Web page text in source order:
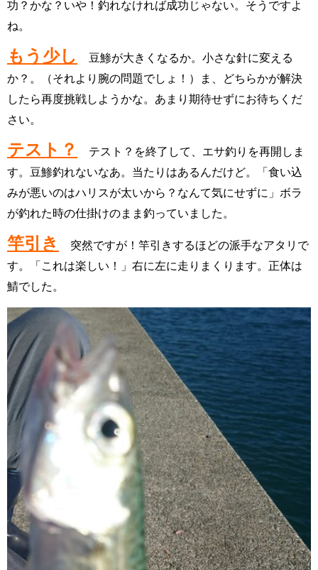
功？かな？いや！釣れなければ成功じゃない。そうですよ
ね。
もう少し
豆鯵が大きくなるか。小さな針に変える
か？。（それより腕の問題でしょ！）
ま、どちらかが解決
したら再度挑戦しようかな。あまり期待せずにお待ちくだ
さい。
テスト？
テスト？を終了して、エサ釣りを再開しま
す。豆鯵釣れないなあ。 当たりはあるんだけど。「食い込
みが悪いのはハリスが太いから？なんて気にせずに」ボラ
が釣れた時の仕掛けのまま釣っていました。
竿引き
突然ですが！竿引きするほどの派手なアタリで
す。「これは楽しい！」右に左に走りまくります。正体は
鯖でした。